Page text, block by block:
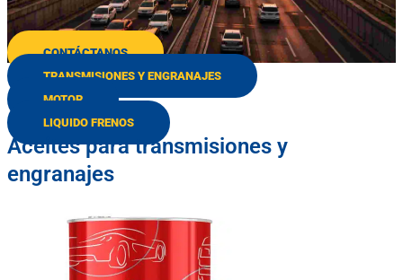
CONTÁCTANOS
TRANSMISIONES Y ENGRANAJES
MOTOR
LIQUIDO FRENOS
Aceites para transmisiones y
engranajes